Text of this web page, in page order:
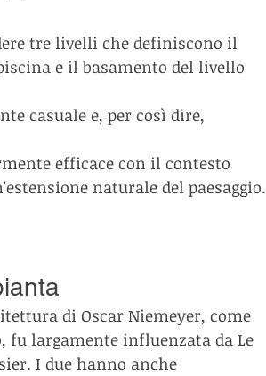
tre livelli che definiscono il
e il basamento del livello
casuale e, per così dire,
efficace con il contesto
naturale del paesaggio.
di Oscar Niemeyer, come
fu largamente influenzata da Le
I due hanno anche